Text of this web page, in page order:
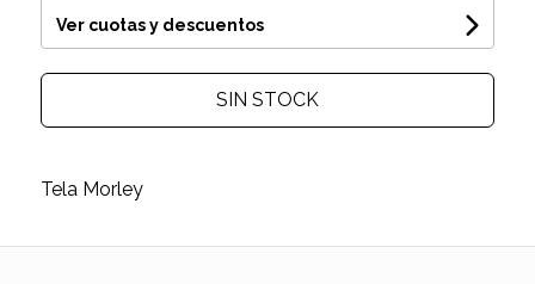
Ver cuotas y descuentos
SIN STOCK
Tela Morley